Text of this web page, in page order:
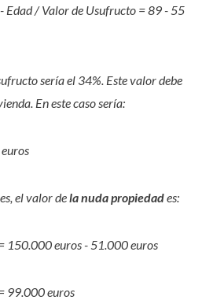
Edad / Valor de Usufructo = 89 - 55
sería el 34%. Este valor debe
En este caso sería:
el valor dela nuda propiedades:
150.000 euros - 51.000 euros
99.000 euros